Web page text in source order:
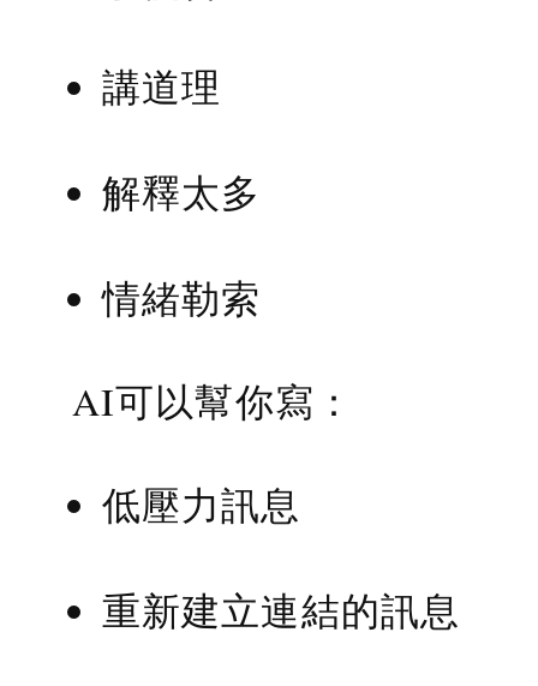
講道理
解釋太多
情緒勒索
AI可以幫你寫：
低壓力訊息
重新建立連結的訊息